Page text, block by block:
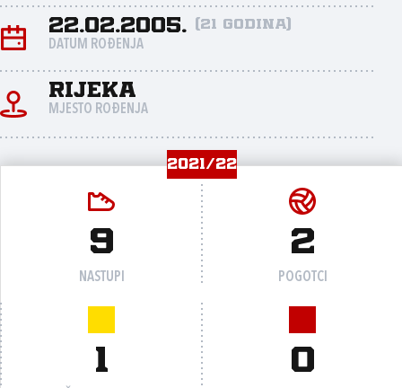
22.02.2005. (21 godina)
DATUM ROĐENJA
Rijeka
MJESTO ROĐENJA
2021/22
9
NASTUPI
2
POGOTCI
1 0